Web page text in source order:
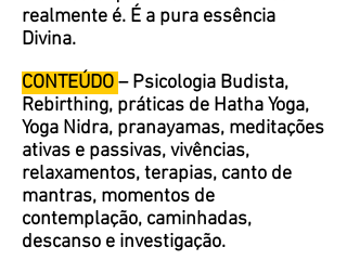
realmente é. É a pura essência
Divina.
CONTEÚDO– Psicologia Budista,
Rebirthing, práticas de Hatha Yoga,
Yoga Nidra, pranayamas, meditações
ativas e passivas, vivências,
relaxamentos, terapias, canto de
mantras, momentos de
contemplação, caminhadas,
descanso e investigação.